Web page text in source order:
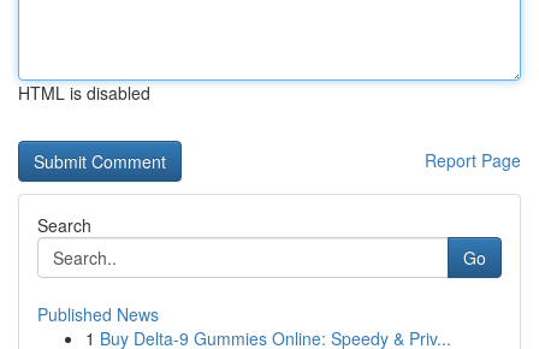
HTML is disabled
Report Page
Search
Go
Published News
1 Buy Delta-9 Gummies Online: Speedy & Priv...